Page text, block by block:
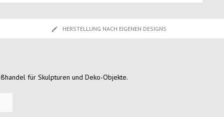
HERSTELLUNG NACH EIGENEN DESIGNS
für Skulpturen und Deko-Objekte.